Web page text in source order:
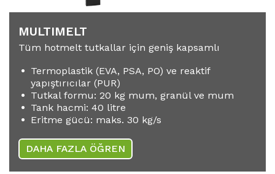
MULTIMELT
Tüm hotmelt tutkallar için geniş kapsamlı
Termoplastik (EVA, PSA, PO) ve reaktif
yapıştırıcılar (PUR)
Tutkal formu: 20 kg mum, granül ve mum
Tank hacmi: 40 litre
Eritme gücü: maks. 30 kg/s
DAHA FAZLA ÖĞREN